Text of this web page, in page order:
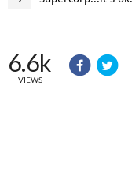
6.6k
VIEWS